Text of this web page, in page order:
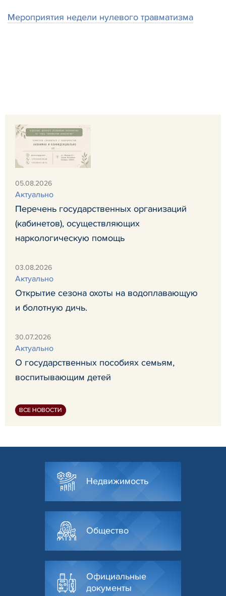
Мероприятия недели нулевого травматизма
05.08.2026
Актуально
Перечень государственных организаций
(кабинетов), осуществляющих
наркологическую помощь
03.08.2026
Актуально
Открытие сезона охоты на водоплавающую
и болотную дичь.
30.07.2026
Актуально
О государственных пособиях семьям,
воспитывающим детей
ВСЕ НОВОСТИ
Недвижимость
Общество
Официальные
документы